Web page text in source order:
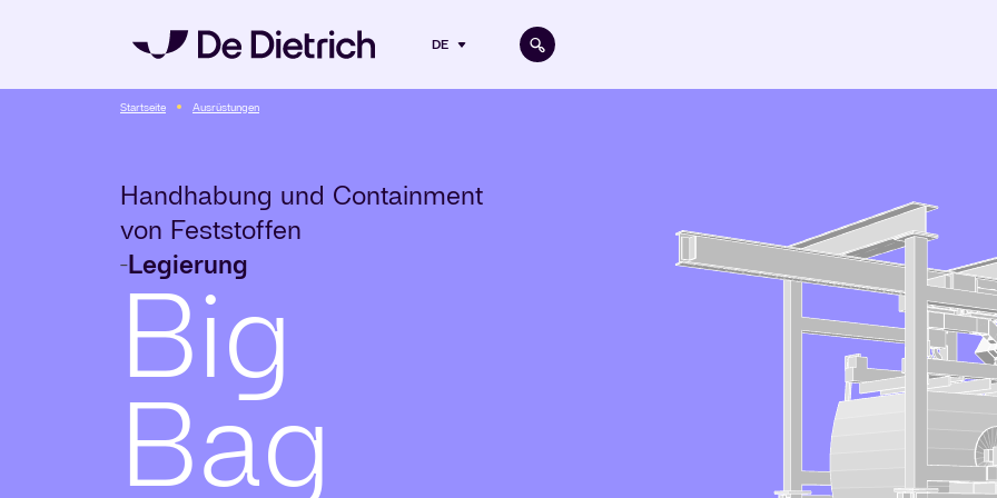
DE
Startseite Ausrüstungen
Handhabung und Containment
von Feststoffen
-Legierung
Big
Bag